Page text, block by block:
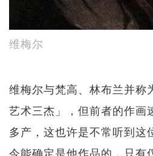
维梅尔
维梅尔与梵高、林布兰​​并称
艺术三杰」，但前者的作画
多产，这也许是不常听到这
今能确定是他作品的，只有